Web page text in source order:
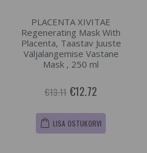
PLACENTA XIVITAE
Regenerating Mask With
Placenta, Taastav Juuste
Väljalangemise Vastane
Mask , 250 ml
€13.11 €12.72
LISA OSTUKORVI